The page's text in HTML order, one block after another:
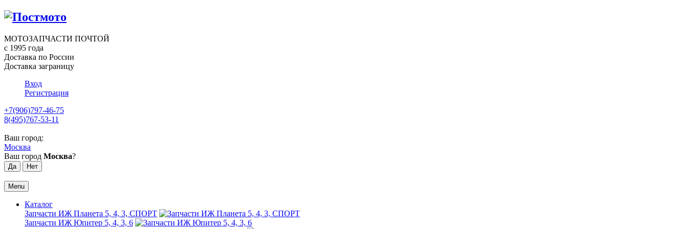
МОТОЗАПЧАСТИ ПОЧТОЙ
с 1995 года
Доставка по России
Доставка заграницу
Вход
Регистрация
+7(906)797-46-75
8(495)767-53-11
Ваш город:
Москва
Ваш город Москва?
Menu
Каталог
Запчасти ИЖ Планета 5, 4, 3, СПОРТ
Запчасти ИЖ Юпитер 5, 4, 3, 6